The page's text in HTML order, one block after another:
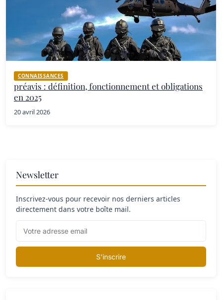
CONNAISSANCES
préavis : définition, fonctionnement et obligations
en 2025
20 avril 2026
Newsletter
Inscrivez-vous pour recevoir nos derniers articles
directement dans votre boîte mail.
S'inscrire